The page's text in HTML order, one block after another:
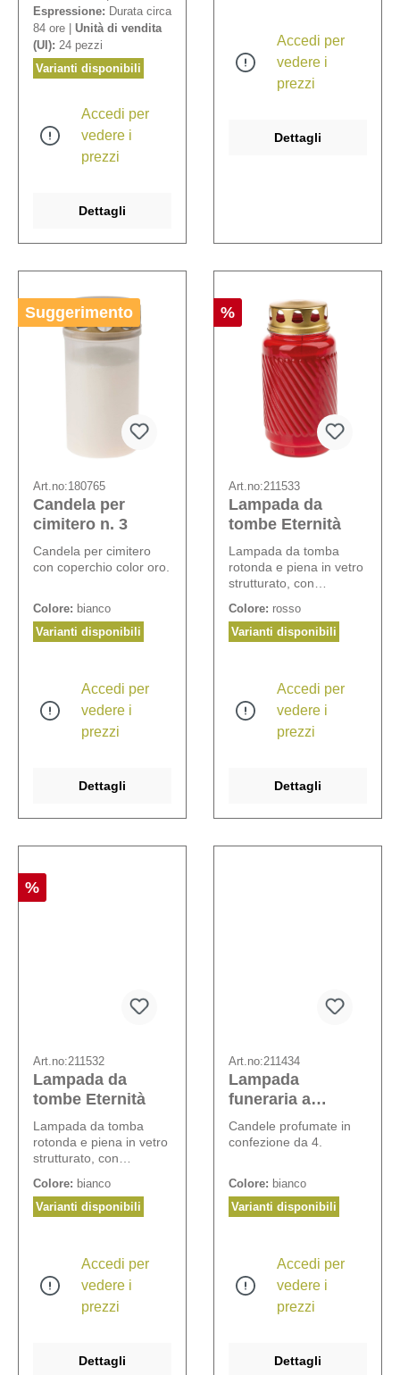
utilizzate in lanterne
aperte.
Espressione: Durata circa
84 ore | Unità di vendita
(UI): 24 pezzi
Varianti disponibili
Accedi per
vedere i
prezzi
Dettagli
Accedi per
vedere i
prezzi
Dettagli
Suggerimento
Art.no:180765
Candela per
cimitero n. 3
Candela per cimitero
con coperchio color oro.
Colore: bianco
Varianti disponibili
Accedi per
vedere i
prezzi
Dettagli
%
Art.no:211533
Lampada da
tombe Eternità
Lampada da tomba
rotonda e piena in vetro
strutturato, con
Colore: rosso
Varianti disponibili
Accedi per
vedere i
prezzi
Dettagli
%
Art.no:211532
Lampada da
tombe Eternità
Lampada da tomba
rotonda e piena in vetro
strutturato, con
Colore: bianco
Varianti disponibili
Accedi per
vedere i
prezzi
Dettagli
Art.no:211434
Lampada
funeraria a
combustione
oraria
Candele profumate in
confezione da 4.
Colore: bianco
Varianti disponibili
Accedi per
vedere i
prezzi
Dettagli